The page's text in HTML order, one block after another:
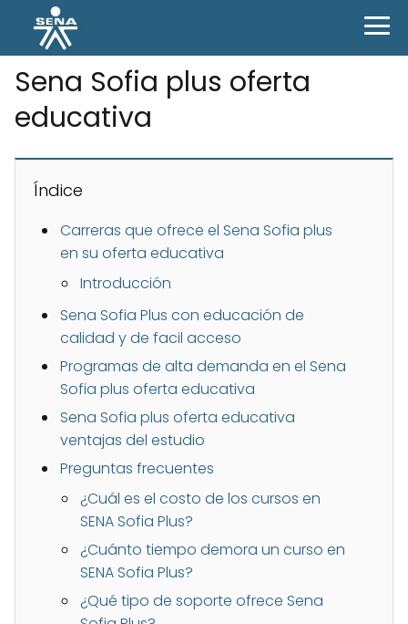
Sena Sofia plus oferta
educativa
Índice
Carreras que ofrece el Sena Sofia plus
en su oferta educativa
Introducción
Sena Sofia Plus con educación de
calidad y de facil acceso
Programas de alta demanda en el Sena
Sofia plus oferta educativa
Sena Sofia plus oferta educativa
ventajas del estudio
Preguntas frecuentes
¿Cuál es el costo de los cursos en
SENA Sofia Plus?
¿Cuánto tiempo demora un curso en
SENA Sofia Plus?
¿Qué tipo de soporte ofrece Sena